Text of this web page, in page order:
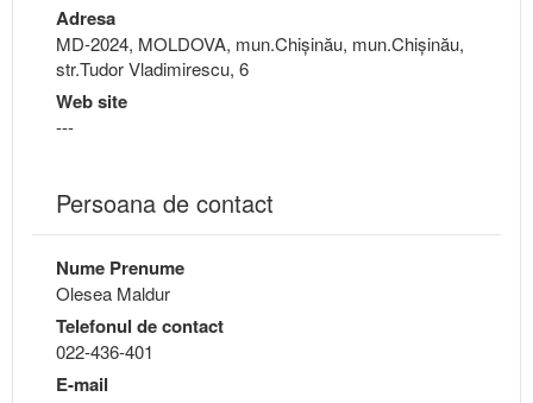
Adresa
MD-2024, MOLDOVA, mun.Chişinău, mun.Chişinău,
str.Tudor Vladimirescu, 6
Web site
---
Persoana de contact
Nume Prenume
Olesea Maldur
Telefonul de contact
022-436-401
E-mail